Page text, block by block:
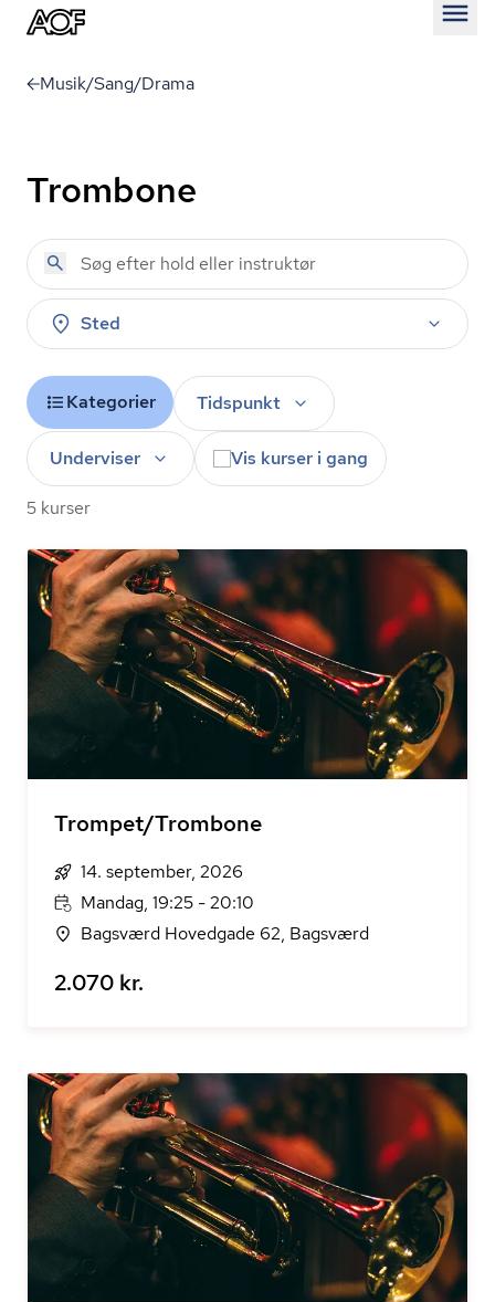
Musik/Sang/Drama
Trombone
Sted
Kategorier Tidspunkt
Underviser Vis kurser i gang
5 kurser
Trompet/Trombone
14. september, 2026
Mandag, 19:25 - 20:10
Bagsværd Hovedgade 62, Bagsværd
2.070 kr.